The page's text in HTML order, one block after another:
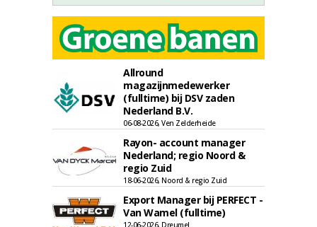
Allround
magazijnmedewerker
(fulltime) bij DSV zaden
Nederland B.V.
06-08-2026, Ven Zelderheide
Rayon- account manager
Nederland; regio Noord &
regio Zuid
18-06-2026, Noord & regio Zuid
Export Manager bij PERFECT -
Van Wamel (fulltime)
12-06-2026, Dreumel